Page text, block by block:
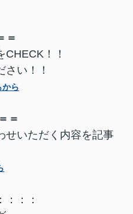
＝
！！
い！！
から
＝
せいただく内容を記事
：：：